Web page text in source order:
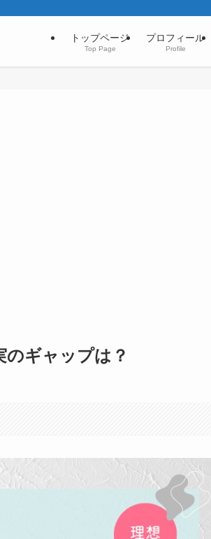
トップページ
Top Page
プロフィール
Profile
のギャップは？